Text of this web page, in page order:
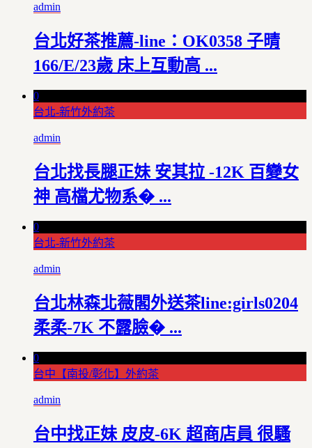
admin
台北好茶推薦-line：OK0358 子晴
166/E/23歲 床上互動高 ...
0
台北-新竹外約茶
admin
台北找長腿正妹 安其拉 -12K 百變女
神 高檔尤物系� ...
0
台北-新竹外約茶
admin
台北林森北薇閣外送茶line:girls0204
柔柔-7K 不露臉� ...
0
台中【南投/彰化】外約茶
admin
台中找正妹 皮皮-6K 超商店員 很騷